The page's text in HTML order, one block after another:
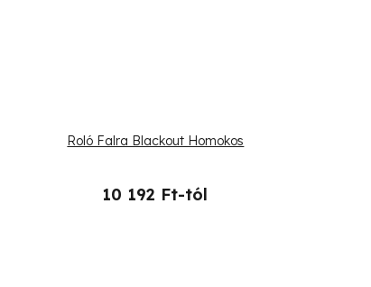
Roló Falra Blackout Homokos
10 192 Ft-tól